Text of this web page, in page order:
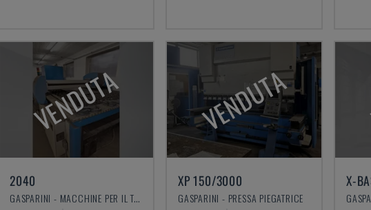
VENDUTA
2040
GASPARINI - MACCHINE PER IL TAGLIO AL PLASMA
VENDUTA
XP 150/3000
GASPARINI - PRESSA PIEGATRICE
X-